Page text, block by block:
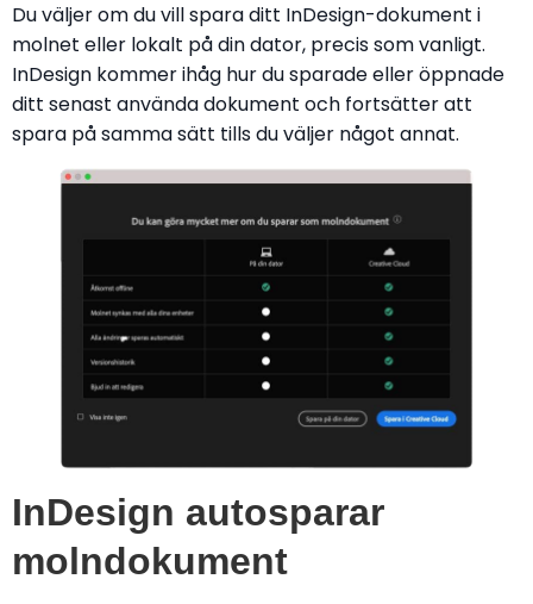
Du väljer om du vill spara ditt InDesign-dokument i
molnet eller lokalt på din dator, precis som vanligt.
InDesign kommer ihåg hur du sparade eller öppnade
ditt senast använda dokument och fortsätter att
spara på samma sätt tills du väljer något annat.
InDesign autosparar
molndokument